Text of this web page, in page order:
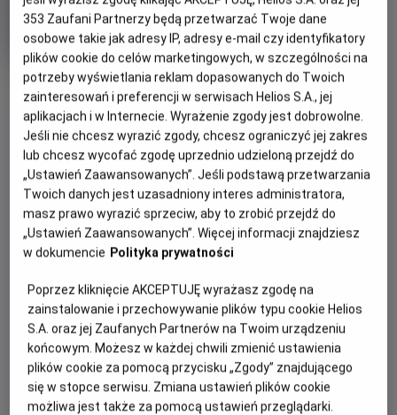
OBSERWUJ
Casablanca w Helios RePlay
Gatunek
Dramat / Film- noir
Minimalny
wiek
Od 13 lat
Czas
trwania
118 min
REŻYSERIA
Michael Curtiz
SCENARIUSZ
Murray Burnett, Casey
Robinson
OBSADA
Humphrey Bogart, Ingrid Bergman, Paul Henreid, Claud Rains
WIĘCEJ SZCZEGÓŁÓW
OPIS WYDARZENIA
Casablanca: Łatwo do niej trafić, trudniej ją pokochać,
zwłaszcza jeśli twoje nazwisko figuruje na liście osób
poszukiwanych przez nazistów.
Na czele tej listy znajduje się przywódca czeskiego ruchu
oporu Victor Laszlo (Paul Henreid), którego jedyną nadzieją
jest Rick Blaine (Humphrey Bogart). Rick to cyniczny
Amerykanin, który nie ma zamiaru poświęcać się dla
nikogo... a już na pewno nie dla żony Victora, Ilsy (Ingrid
Bergman), byłej kochanki, która niegdyś złamała mu serce.
353 Zaufani Partnerzy będą przetwarzać Twoje dane
osobowe takie jak adresy IP, adresy e-mail czy identyfikatory
plików cookie do celów marketingowych, w szczególności na
potrzeby wyświetlania reklam dopasowanych do Twoich
zainteresowań i preferencji w serwisach Helios S.A., jej
aplikacjach i w Internecie. Wyrażenie zgody jest dobrowolne.
Jeśli nie chcesz wyrazić zgody, chcesz ograniczyć jej zakres
lub chcesz wycofać zgodę uprzednio udzieloną przejdź do
„Ustawień Zaawansowanych”. Jeśli podstawą przetwarzania
Twoich danych jest uzasadniony interes administratora,
masz prawo wyrazić sprzeciw, aby to zrobić przejdź do
„Ustawień Zaawansowanych”. Więcej informacji znajdziesz
w dokumencie Polityka prywatności
Poprzez kliknięcie AKCEPTUJĘ wyrażasz zgodę na
zainstalowanie i przechowywanie plików typu cookie Helios
S.A. oraz jej Zaufanych Partnerów na Twoim urządzeniu
końcowym. Możesz w każdej chwili zmienić ustawienia
plików cookie za pomocą przycisku „Zgody” znajdującego
się w stopce serwisu. Zmiana ustawień plików cookie
możliwa jest także za pomocą ustawień przeglądarki.